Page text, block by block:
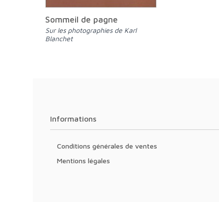
Sommeil de pagne
Sur les photographies de Karl
Blanchet
Informations
Conditions générales de ventes
Mentions légales